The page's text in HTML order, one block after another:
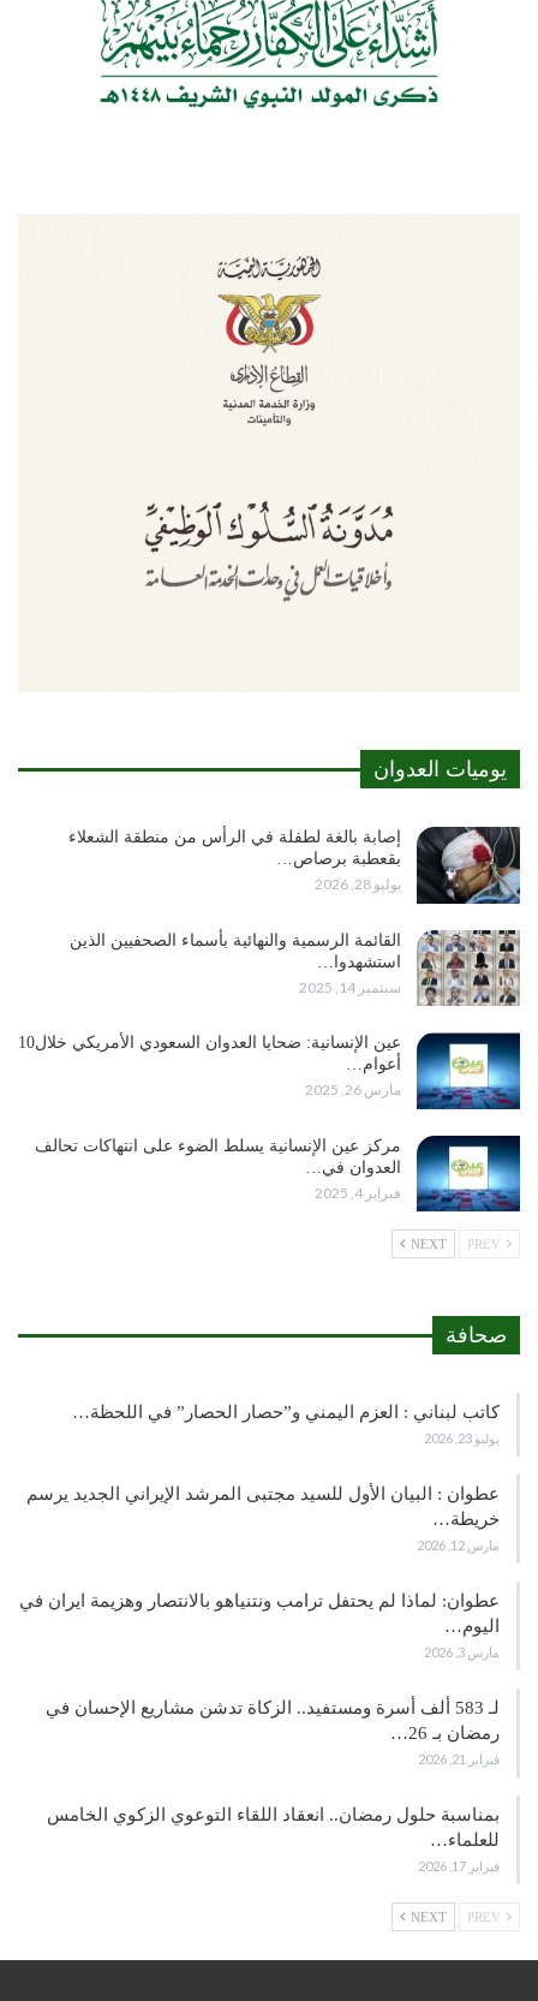
يوميات العدوان
إصابة بالغة لطفلة في الرأس من منطقة الشعلاء
بقعطبة برصاص…
يوليو 28, 2026
القائمة الرسمية والنهائية بأسماء الصحفيين الذين
استشهدوا…
سبتمبر 14, 2025
عين الإنسانية: ضحايا العدوان السعودي الأمريكي خلال10
أعوام…
مارس 26, 2025
مركز عين الإنسانية يسلط الضوء على انتهاكات تحالف
العدوان في…
فبراير 4, 2025
NEXT
صحافة
كاتب لبناني : العزم اليمني و”حصار الحصار” في اللحظة…
يوليو 23, 2026
عطوان : البيان الأول للسيد مجتبى المرشد الإيراني الجديد يرسم
خريطة…
مارس 12, 2026
عطوان: لماذا لم يحتفل ترامب ونتنياهو بالانتصار وهزيمة ايران في
اليوم…
مارس 3, 2026
لـ 583 ألف أسرة ومستفيد.. الزكاة تدشن مشاريع الإحسان في
رمضان بـ 26…
فبراير 21, 2026
بمناسبة حلول رمضان.. انعقاد اللقاء التوعوي الزكوي الخامس
للعلماء…
فبراير 17, 2026
NEXT